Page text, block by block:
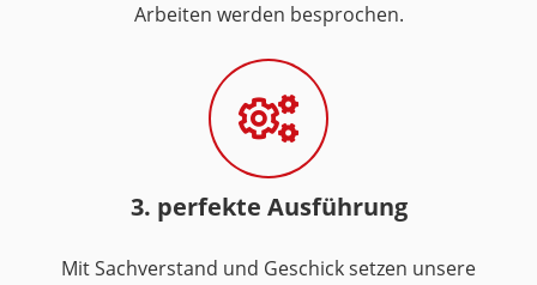
Arbeiten werden besprochen.
3. perfekte Ausführung
Mit Sachverstand und Geschick setzen unsere